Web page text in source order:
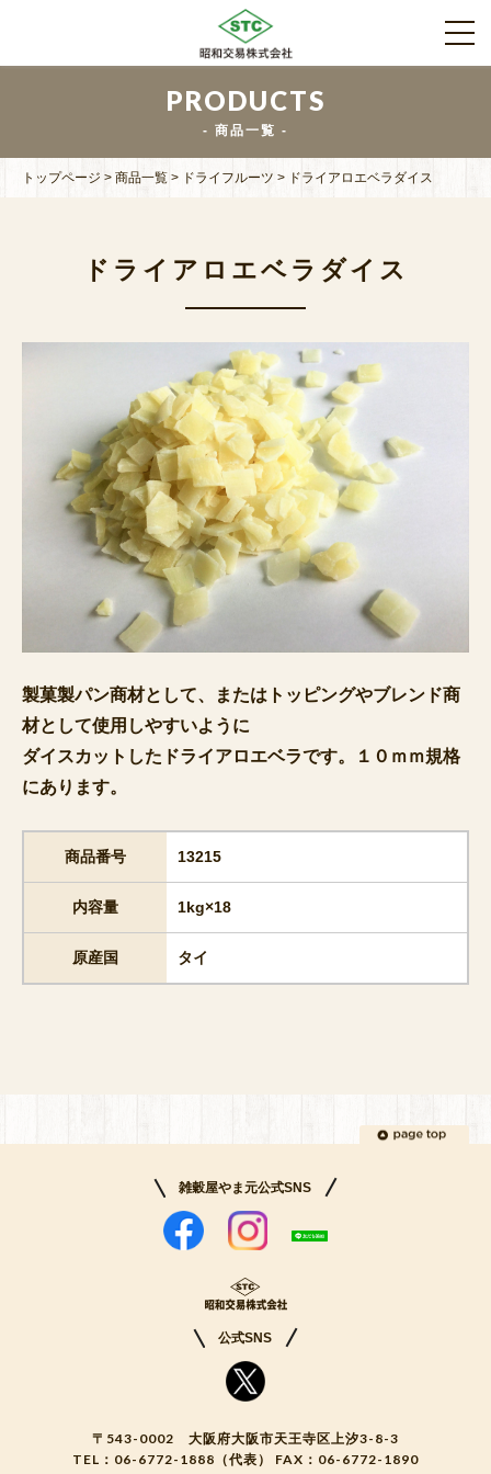
PRODUCTS
商品一覧
トップページ > 商品一覧 > ドライフルーツ > ドライアロエベラダイス
ドライアロエベラダイス
製菓製パン商材として、またはトッピングやブレンド商
材として使用しやすいように
ダイスカットしたドライアロエベラです。１０ｍｍ規格
にあります。
商品番号 13215
内容量 1kg×18
原産国 タイ
雑穀屋やま元公式SNS
公式SNS
〒543-0002 大阪府大阪市天王寺区上汐3-8-3
TEL： 06-6772-1888 （代表） FAX：06-6772-1890